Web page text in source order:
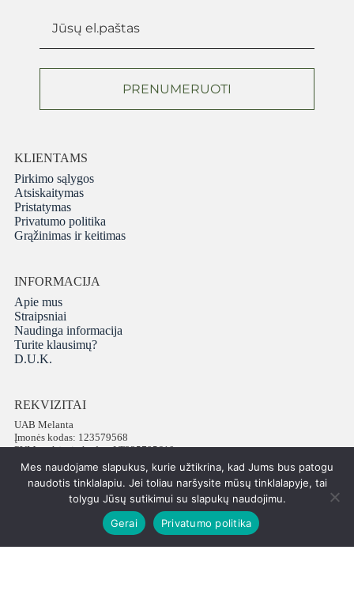
PRENUMERUOTI
KLIENTAMS
Pirkimo sąlygos
Atsiskaitymas
Pristatymas
Privatumo politika
Grąžinimas ir keitimas
INFORMACIJA
Apie mus
Straipsniai
Naudinga informacija
Turite klausimų?
D.U.K.
REKVIZITAI
UAB Melanta
Įmonės kodas: 123579568
PVM mokėtojo kodas: LT235795610
Adresas: Vokiečių g. 16, LT-01130 Vilnius
Telefonas: +37065672540
Visos teisės saugomos © 2026 PatiPati
Mes naudojame slapukus, kurie užtikrina, kad Jums bus patogu
naudotis tinklalapiu. Jei toliau naršysite mūsų tinklalapyje, tai
tolygu Jūsų sutikimui su slapukų naudojimu.
Gerai
Privatumo politika